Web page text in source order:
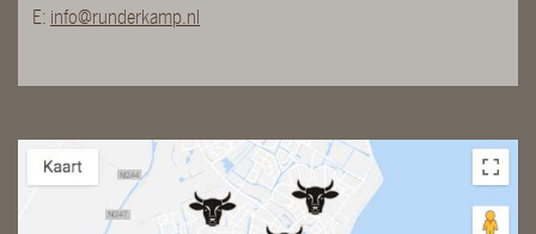
E: info@runderkamp.nl